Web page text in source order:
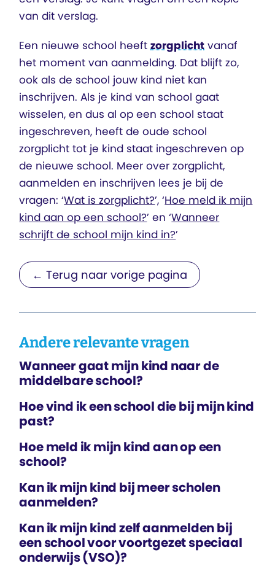
van dit verslag.
Een nieuwe school heeftzorgplicht vanaf
het moment van aanmelding. Dat blijft zo,
ook als de school jouw kind niet kan
inschrijven. Als je kind van school gaat
wisselen, en dus al op een school staat
ingeschreven, heeft de oude school
zorgplicht tot je kind staat ingeschreven op
de nieuwe school. Meer over zorgplicht,
aanmelden en inschrijven lees je bij de
vragen: ‘Wat is zorgplicht?’, ‘Hoe meld ik mijn
kind aan op een school?’ en ‘Wanneer
schrijft de school mijn kind in?’
← Terug naar vorige pagina
Andere relevante vragen
Wanneer gaat mijn kind naar de
middelbare school?
Hoe vind ik een school die bij mijn kind
past?
Hoe meld ik mijn kind aan op een
school?
Kan ik mijn kind bij meer scholen
aanmelden?
Kan ik mijn kind zelf aanmelden bij
een school voor voortgezet speciaal
onderwijs (VSO)?